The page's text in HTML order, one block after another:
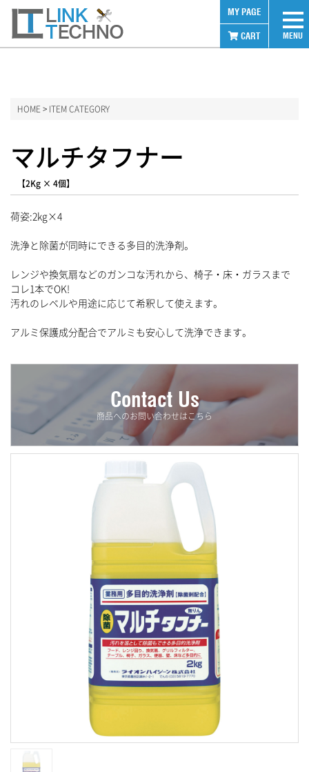
MENU
MY PAGE
CART
ITEM CATEGORY
消毒用アルコール
業務用食洗機洗剤
食器用洗剤
洗濯用洗剤
清掃用洗剤
ハンドソープ&消毒液
漂白剤
ウォーターサーバー用フィルター
ウォーターサーバー用交換・補修用部品
ウォーターサーバー
ム
HOME> ITEM CATEGORY
マルチタフナー
【2Kg × 4個】
荷姿:2kg×4
洗浄と除菌が同時にできる多目的洗浄剤。
レンジや換気扇などのガンコな汚れから、椅子・床・ガラスまで
コレ1本でOK!
汚れのレベルや用途に応じて希釈して使えます。
アルミ保護成分配合でアルミも安心して洗浄できます。
Contact Us
商品へのお問い合わせはこちら